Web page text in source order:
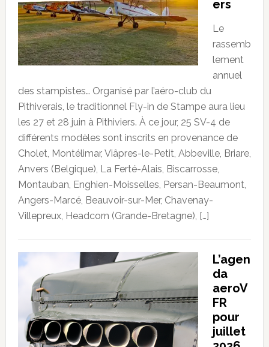
ers
Le
rassemb
lement
annuel
des stampistes… Organisé par l’aéro-club du
Pithiverais, le traditionnel Fly-in de Stampe aura lieu
les 27 et 28 juin à Pithiviers. À ce jour, 25 SV-4 de
différents modèles sont inscrits en provenance de
Cholet, Montélimar, Viâpres-le-Petit, Abbeville, Briare,
Anvers (Belgique), La Ferté-Alais, Biscarrosse,
Montauban, Enghien-Moisselles, Persan-Beaumont,
Angers-Marcé, Beauvoir-sur-Mer, Chavenay-
Villepreux, Headcorn (Grande-Bretagne), […]
L’agen
da
aeroV
FR
pour
juillet